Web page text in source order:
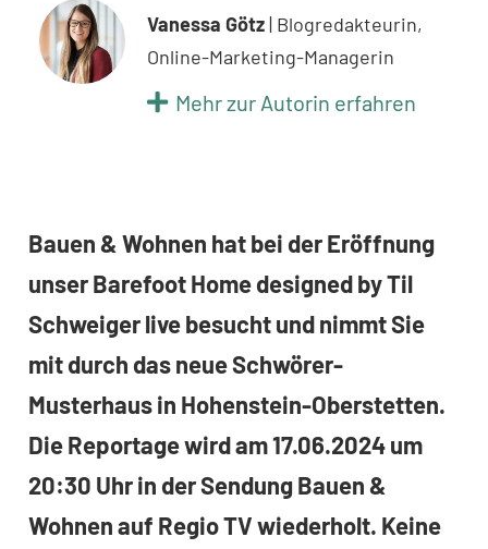
Vanessa Götz| Blogredakteurin,
Online-Marketing-Managerin
Mehr zur Autorin erfahren
Bauen & Wohnen hat bei der Eröffnung
unser Barefoot Home designed by Til
Schweiger live besucht und nimmt Sie
mit durch das neue Schwörer-
Musterhaus in Hohenstein-Oberstetten.
Die Reportage wird am 17.06.2024 um
20:30 Uhr in der Sendung Bauen &
Wohnen auf Regio TV wiederholt. Keine